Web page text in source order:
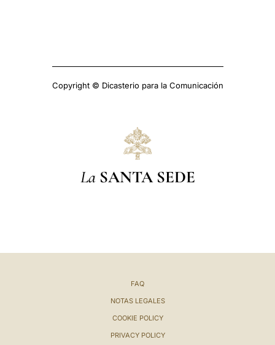
Copyright © Dicasterio para la Comunicación
La SANTA SEDE
FAQ
NOTAS LEGALES
COOKIE POLICY
PRIVACY POLICY